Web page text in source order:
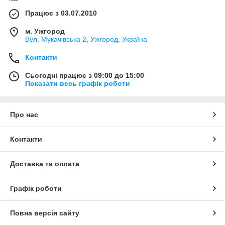
Працює з 03.07.2010
м. Ужгород
Вул. Мукачівська 2, Ужгород, Україна
Контакти
Сьогодні працює з 09:00 до 15:00
Показати весь графік роботи
Про нас
Контакти
Доставка та оплата
Графік роботи
Повна версія сайту